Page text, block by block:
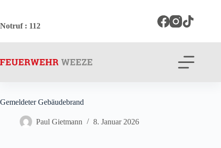
springen
Notruf: 112
Gemeldeter Gebäudebrand
Paul Gietmann 8. Januar 2026